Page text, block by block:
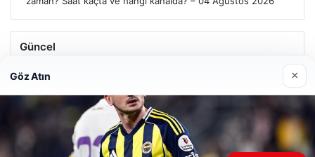
Güncel
Trabzonspor’da Mohamed Salah’ın Transferinde Görkemli
İmza Töreni: Taraftarlar Tarihi Ana Tanıklık Etti
Göz Atın ×